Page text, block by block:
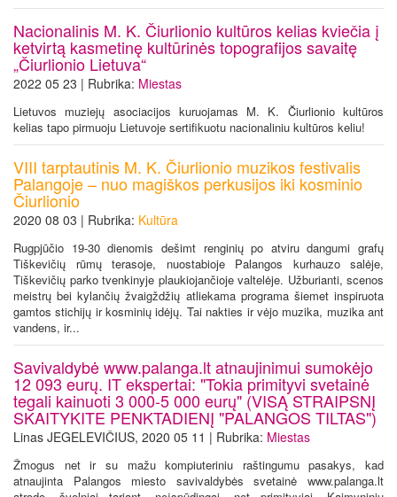
Nacionalinis M. K. Čiurlionio kultūros kelias kviečia į
ketvirtą kasmetinę kultūrinės topografijos savaitę
„Čiurlionio Lietuva“
2022 05 23 | Rubrika: Miestas
Lietuvos muziejų asociacijos kuruojamas M. K. Čiurlionio kultūros
kelias tapo pirmuoju Lietuvoje sertifikuotu nacionaliniu kultūros keliu!
VIII tarptautinis M. K. Čiurlionio muzikos festivalis
Palangoje – nuo magiškos perkusijos iki kosminio
Čiurlionio
2020 08 03 | Rubrika: Kultūra
Rugpjūčio 19-30 dienomis dešimt renginių po atviru dangumi grafų
Tiškevičių rūmų terasoje, nuostabioje Palangos kurhauzo salėje,
Tiškevičių parko tvenkinyje plaukiojančioje valtelėje. Užburianti, scenos
meistrų bei kylančių žvaigždžių atliekama programa šiemet inspiruota
gamtos stichijų ir kosminių idėjų. Tai nakties ir vėjo muzika, muzika ant
vandens, ir...
Savivaldybė www.palanga.lt atnaujinimui sumokėjo
12 093 eurų. IT ekspertai: "Tokia primityvi svetainė
tegali kainuoti 3 000-5 000 eurų" (VISĄ STRAIPSNĮ
SKAITYKITE PENKTADIENĮ "PALANGOS TILTAS")
Linas JEGELEVIČIUS, 2020 05 11 | Rubrika: Miestas
Žmogus net ir su mažu kompiuteriniu raštingumu pasakys, kad
atnaujinta Palangos miesto savivaldybės svetainė www.palanga.lt